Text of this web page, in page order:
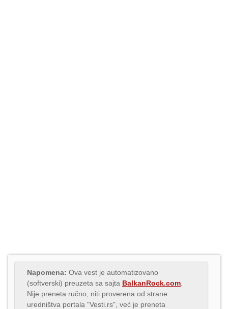
Napomena: Ova vest je automatizovano
(softverski) preuzeta sa sajta BalkanRock.com
Nije preneta ručno, niti proverena od strane
uredništva portala "Vesti.rs", već je preneta